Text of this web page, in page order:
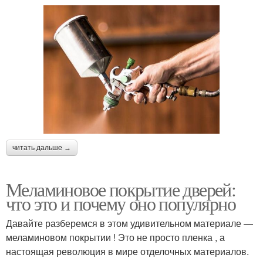
читать дальше →
Меламиновое покрытие дверей:
что это и почему оно популярно
Давайте разберемся в этом удивительном материале —
меламиновом покрытии ! Это не просто пленка , а
настоящая революция в мире отделочных материалов.